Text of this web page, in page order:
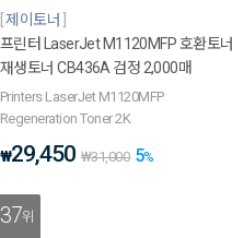
제이토너
프린터 LaserJet M1120MFP 호환토너
재생토너 CB436A 검정 2,000매
Printers LaserJet M1120MFP
Regeneration Toner 2K
₩29,450 ₩31,000 5%
37위